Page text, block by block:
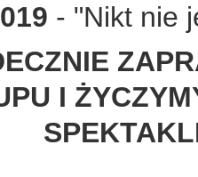
- "Nikt nie
I